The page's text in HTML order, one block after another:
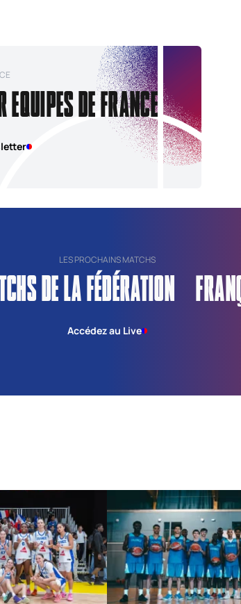
DE FRANCE
LES PROCHAINS MATCHS
DE LA FÉDÉRATION
Accédez au Live